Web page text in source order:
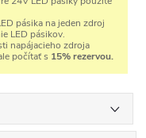
pásika na jeden zdroj
LED pásikov.
napájacieho zdroja
počítať s 15% rezervou.